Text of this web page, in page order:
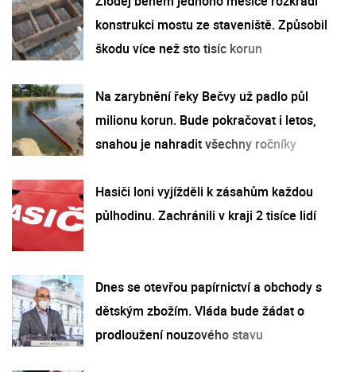
konstrukci mostu ze staveniště. Způsobil
škodu více než sto tisíc korun
Na zarybnění řeky Bečvy už padlo půl
milionu korun. Bude pokračovat i letos,
snahou je nahradit všechny ročníky
Hasiči loni vyjížděli k zásahům každou
půlhodinu. Zachránili v kraji 2 tisíce lidí
Dnes se otevřou papírnictví a obchody s
dětským zbožím. Vláda bude žádat o
prodloužení nouzového stavu